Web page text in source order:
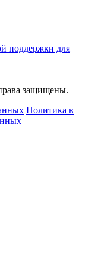
поддержки для
защищены.
Политика в